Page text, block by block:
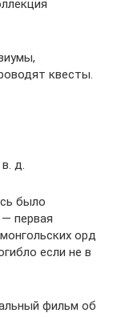
квесты.
в. д.
было
первая
орд
если не в
фильм об